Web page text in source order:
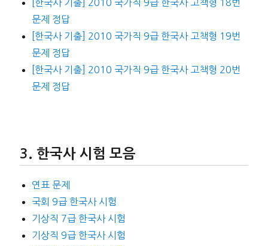
[한국사 기출] 2010 국가직 9급 한국사 고책형 18번
문제 정답
[한국사 기출] 2010 국가직 9급 한국사 고책형 19번
문제 정답
[한국사 기출] 2010 국가직 9급 한국사 고책형 20번
문제 정답
한국사 시험 모음
연표 문제
국회 9급 한국사 시험
기상직 7급 한국사 시험
기상직 9급 한국사 시험